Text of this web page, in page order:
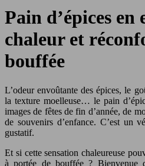
Pain d’épices en
chaleur et
bouffée
L’odeur envoûtante des épices, le
la texture moelleuse… le pain
images de fêtes de fin d’année, de
de souvenirs d’enfance. C’est un
gustatif.
Et si cette sensation chaleureuse
à portée de bouffée ? Bienvenue